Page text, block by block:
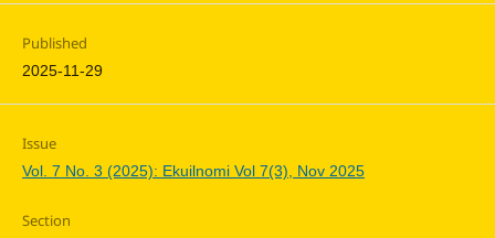
Published
2025-11-29
Issue
Vol. 7 No. 3 (2025): Ekuilnomi Vol 7(3), Nov 2025
Section